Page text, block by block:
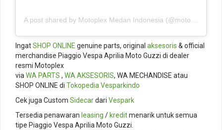
IngatSHOP ONLINE genuine parts, original aksesoris & official
merchandise Piaggio Vespa Aprilia Moto Guzzi di dealer
resmi Motoplex
via WA PARTS , WA AKSESORIS, WA MECHANDISE atau
SHOP ONLINE di Tokopedia Vesparkindo
Cek juga Custom Sidecardari Vespark
Tersedia penawaran leasing / kreditmenarik untuk semua
tipe Piaggio Vespa Aprilia Moto Guzzi.